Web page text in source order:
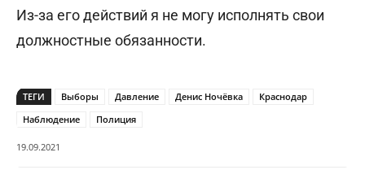
Из-за его действий я не могу исполнять свои
должностные обязанности.
ТЕГИ Выборы Давление Денис Ночёвка
Краснодар
Наблюдение
Полиция
19.09.2021